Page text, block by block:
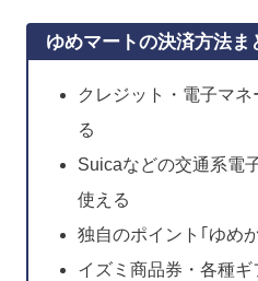
ゆめマートの決済方法ま
クレジット・電子マネ
る
Suicaなどの交通系電
使える
独自のポイント｢ゆめ
イズミ商品券・各種